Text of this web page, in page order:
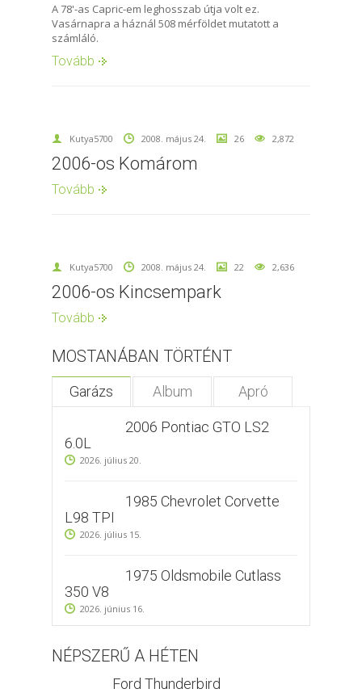
A 78'-as Capric-em leghosszab útja volt ez.
Vasárnapra a háznál 508 mérföldet mutatott a
számláló.
Tovább
Kutya5700 2008. május 24. 26 2,872
2006-os Komárom
Tovább
Kutya5700 2008. május 24. 22 2,636
2006-os Kincsempark
Tovább
MOSTANÁBAN TÖRTÉNT
Garázs Album Apró
2006 Pontiac GTO LS2
6.0L
2026. július 20.
1985 Chevrolet Corvette
L98 TPI
2026. július 15.
1975 Oldsmobile Cutlass
350 V8
2026. június 16.
NÉPSZERŰ A HÉTEN
Ford Thunderbird